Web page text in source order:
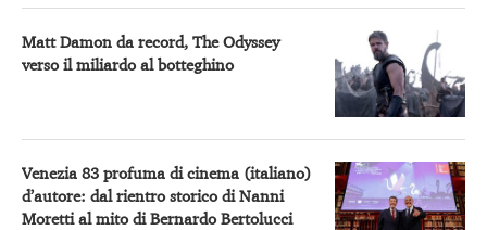
Matt Damon da record, The Odyssey
verso il miliardo al botteghino
Venezia 83 profuma di cinema (italiano)
d’autore: dal rientro storico di Nanni
Moretti al mito di Bernardo Bertolucci